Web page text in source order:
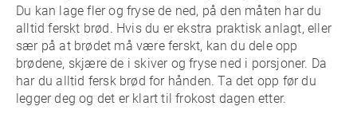
Du kan lage fler og fryse de ned, på den måten har du
alltid ferskt brød. Hvis du er ekstra praktisk anlagt, eller
sær på at brødet må være ferskt, kan du dele opp
brødene, skjære de i skiver og fryse ned i porsjoner. Da
har du alltid fersk brød for hånden. Ta det opp før du
legger deg og det er klart til frokost dagen etter.